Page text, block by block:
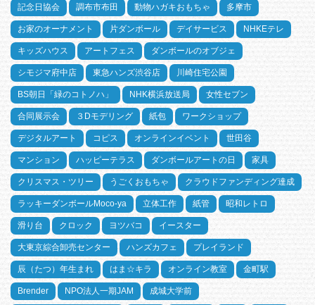
記念日協会 調布市布田 動物ハガキおもちゃ 多摩市
お家のオーナメント 片ダンボール デイサービス NHKEテレ
キッズハウス アートフェス ダンボールのオブジェ
シモジマ府中店 東急ハンズ渋谷店 川崎住宅公園
BS朝日「緑のコトノハ」 NHK横浜放送局 女性セブン
合同展示会 ３Dモデリング 紙包 ワークショップ
デジタルアート コピス オンラインイベント 世田谷
マンション ハッピーテラス ダンボールアートの日 家具
クリスマス・ツリー うごくおもちゃ クラウドファンディング達成
ラッキーダンボールMoco-ya 立体工作 紙管 昭和レトロ
滑り台 クロック ヨツバコ イースター
大東京綜合卸売センター ハンズカフェ プレイランド
辰（たつ）年生まれ はま☆キラ オンライン教室 金町駅
Brender NPO法人一期JAM 成城大学前